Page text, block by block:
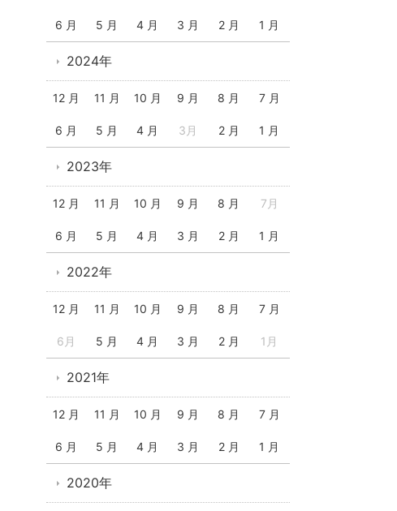
6 月 5 月 4 月 3 月 2 月 1 月
2024年
12 月 11 月 10 月 9 月 8 月 7 月
6 月 5 月 4 月 3月 2 月 1 月
2023年
12 月 11 月 10 月 9 月 8 月 7月
6 月 5 月 4 月 3 月 2 月 1 月
2022年
12 月 11 月 10 月 9 月 8 月 7 月
6月 5 月 4 月 3 月 2 月 1月
2021年
12 月 11 月 10 月 9 月 8 月 7 月
6 月 5 月 4 月 3 月 2 月 1 月
2020年